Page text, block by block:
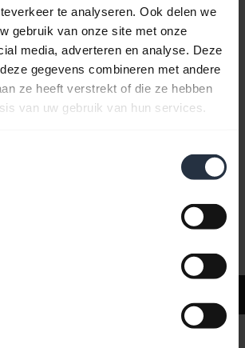
te analyseren. Ook delen we
gebruik van onze site met onze
media, adverteren en analyse. Deze
gegevens combineren met andere
ze heeft verstrekt of die ze hebben
van uw gebruik van hun services.
Veelgestelde vragen
Productdocumenten